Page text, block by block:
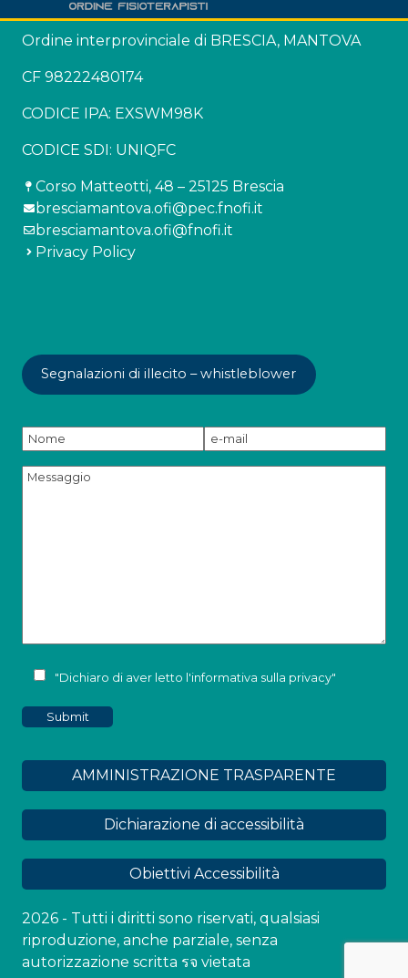
Ordine interprovinciale di BRESCIA, MANTOVA
CF 98222480174
CODICE IPA: EXSWM98K
CODICE SDI: UNIQFC
Corso Matteotti, 48 – 25125 Brescia
bresciamantova.ofi@pec.fnofi.it
bresciamantova.ofi@fnofi.it
Privacy Policy
Segnalazioni di illecito – whistleblower
"Dichiaro di aver letto l'informativa sulla privacy"
AMMINISTRAZIONE TRASPARENTE
Dichiarazione di accessibilità
Obiettivi Accessibilità
2026 - Tutti i diritti sono riservati, qualsiasi
riproduzione, anche parziale, senza
autorizzazione scritta รจ vietata